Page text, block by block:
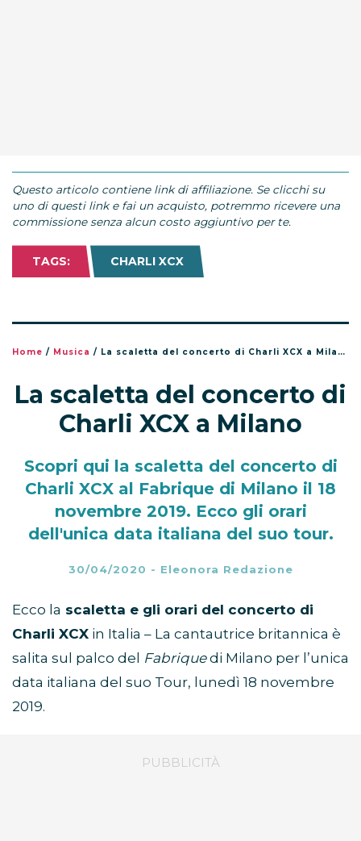
Questo articolo contiene link di affiliazione. Se clicchi su
uno di questi link e fai un acquisto, potremmo ricevere una
commissione senza alcun costo aggiuntivo per te.
TAGS: CHARLI XCX
Home / Musica / La scaletta del concerto di Charli XCX a Milano
La scaletta del concerto di
Charli XCX a Milano
Scopri qui la scaletta del concerto di
Charli XCX al Fabrique di Milano il 18
novembre 2019. Ecco gli orari
dell'unica data italiana del suo tour.
30/04/2020 - Eleonora Redazione
Ecco la scaletta e gli orari del concerto di
Charli XCX in Italia – La cantautrice britannica è
salita sul palco del Fabriquedi Milano per l’unica
data italiana del suo Tour, lunedì 18 novembre
2019.